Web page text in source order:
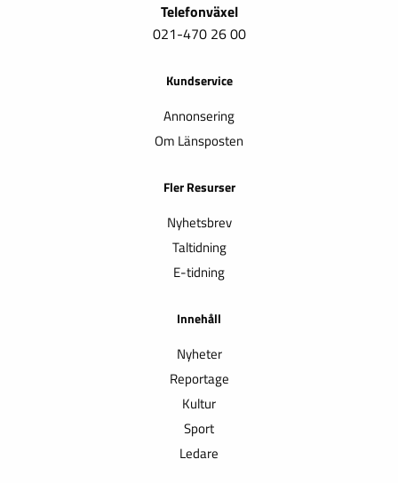
Telefonväxel
021-470 26 00
Kundservice
Annonsering
Om Länsposten
Fler Resurser
Nyhetsbrev
Taltidning
E-tidning
Innehåll
Nyheter
Reportage
Kultur
Sport
Ledare